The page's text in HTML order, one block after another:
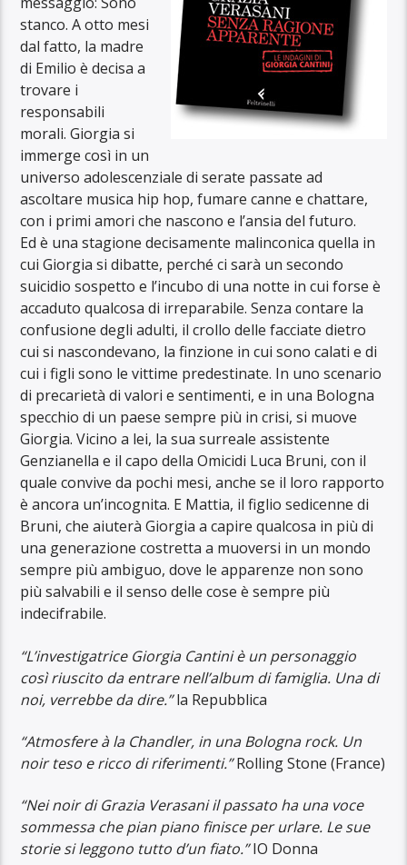
stanco. A otto mesi
dal fatto, la madre
di Emilio è decisa a
trovare i
responsabili
morali. Giorgia si
immerge così in un
universo adolescenziale di serate passate ad
ascoltare musica hip hop, fumare canne e chattare,
con i primi amori che nascono e l’ansia del futuro.
Ed è una stagione decisamente malinconica quella in
cui Giorgia si dibatte, perché ci sarà un secondo
suicidio sospetto e l’incubo di una notte in cui forse è
accaduto qualcosa di irreparabile. Senza contare la
confusione degli adulti, il crollo delle facciate dietro
cui si nascondevano, la finzione in cui sono calati e di
cui i figli sono le vittime predestinate. In uno scenario
di precarietà di valori e sentimenti, e in una Bologna
specchio di un paese sempre più in crisi, si muove
Giorgia. Vicino a lei, la sua surreale assistente
Genzianella e il capo della Omicidi Luca Bruni, con il
quale convive da pochi mesi, anche se il loro rapporto
è ancora un’incognita. E Mattia, il figlio sedicenne di
Bruni, che aiuterà Giorgia a capire qualcosa in più di
una generazione costretta a muoversi in un mondo
sempre più ambiguo, dove le apparenze non sono
più salvabili e il senso delle cose è sempre più
indecifrabile.
“L’investigatrice Giorgia Cantini è un personaggio
così riuscito da entrare nell’album di famiglia. Una di
noi, verrebbe da dire.”la Repubblica
“Atmosfere à la Chandler, in una Bologna rock. Un
noir teso e ricco di riferimenti.”Rolling Stone (France)
“Nei noir di Grazia Verasani il passato ha una voce
sommessa che pian piano finisce per urlare. Le sue
storie si leggono tutto d’un fiato.”IO Donna